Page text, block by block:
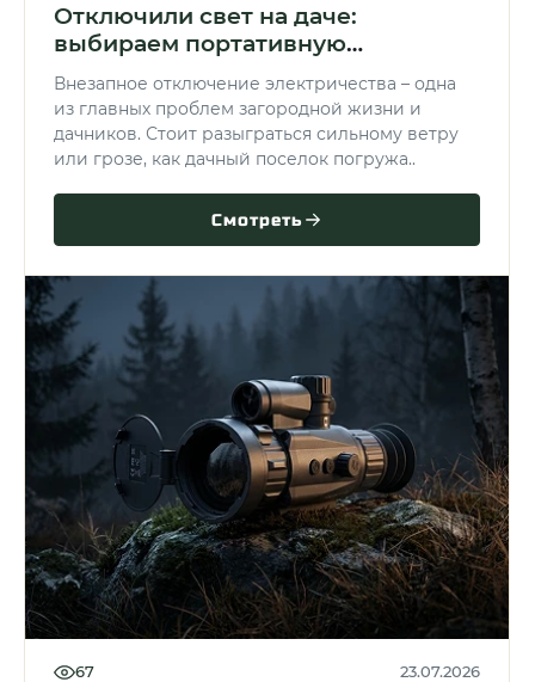
Отключили свет на даче:
выбираем портативную
электростанцию
Внезапное отключение электричества – одна
из главных проблем загородной жизни и
дачников. Стоит разыграться сильному ветру
или грозе, как дачный поселок погружа..
Смотреть
67 23.07.2026